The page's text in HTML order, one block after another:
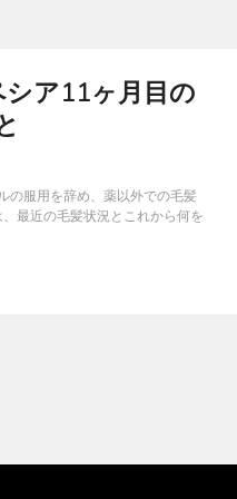
シア11ヶ月目の
の服用を辞め、薬以外での毛髪
最近の毛髪状況とこれから何を